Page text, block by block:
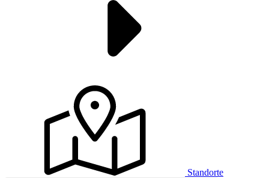
Standorte